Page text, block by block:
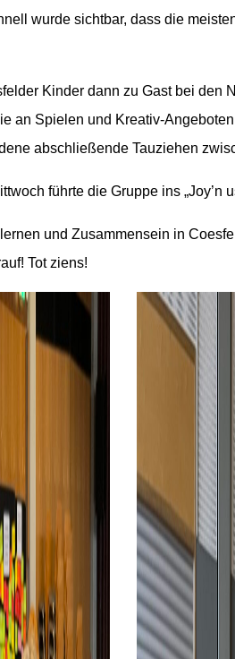
wurde sichtbar, dass die
Kinder dann zu Gast bei
an Spielen und Kreativ-
abschließende Tauziehen
führte die Gruppe ins
und Zusammensein in
Tot ziens!